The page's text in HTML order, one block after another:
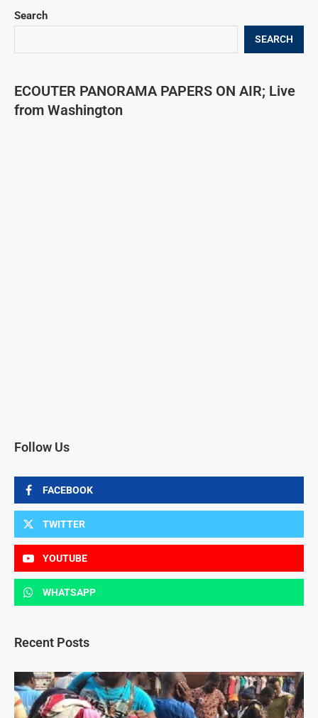
Search
SEARCH
ECOUTER PANORAMA PAPERS ON AIR; Live
from Washington
Follow Us
FACEBOOK
TWITTER
YOUTUBE
WHATSAPP
Recent Posts